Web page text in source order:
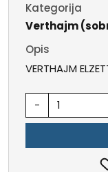
Kategorija
Verthajm
Opis
VERTHAJM
-